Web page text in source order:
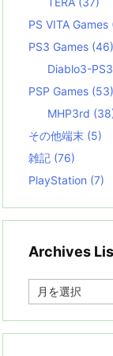
PS VITA Games
PS3 Games (46)
Diablo3-PS3
PSP Games (53)
MHP3rd
その他端末 (5)
雑記 (76)
PlayStation (7)
Archives